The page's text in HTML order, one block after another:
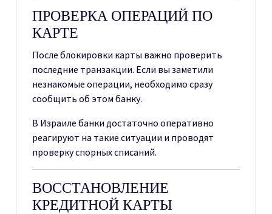
ПРОВЕРКА ОПЕРАЦИЙ ПО
КАРТЕ
После блокировки карты важно проверить
последние транзакции. Если вы заметили
незнакомые операции, необходимо сразу
сообщить об этом банку.
В Израиле банки достаточно оперативно
реагируют на такие ситуации и проводят
проверку спорных списаний.
ВОССТАНОВЛЕНИЕ
КРЕДИТНОЙ КАРТЫ